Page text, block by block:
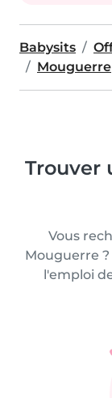
Babysits
Mouguerre
Trouver
Vous
Mouguerre
l'emploi